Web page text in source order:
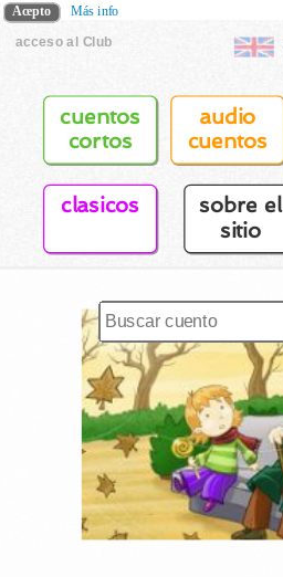
acceso al Club
cuentos
cortos
audio
cuentos
clasicos
sobre el
sitio
Acepto Más info